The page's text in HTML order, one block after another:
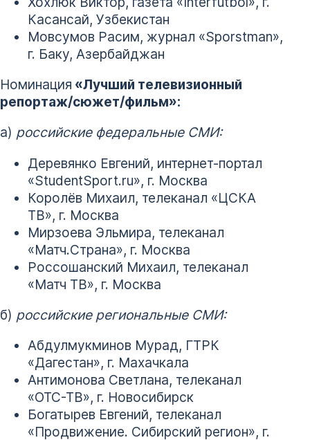
Касансай, Узбекистан
Мовсумов Расим, журнал «Sporstman»,
г. Баку, Азербайджан
Номинация «Лучший телевизионный
репортаж/сюжет/фильм»:
а) российские федеральные СМИ:
Деревянко Евгений, интернет-портал
«StudentSport.ru», г. Москва
Королёв Михаил, телеканал «ЦСКА
ТВ», г. Москва
Мирзоева Эльмира, телеканал
«Матч.Страна», г. Москва
Россошанский Михаил, телеканал
«Матч ТВ», г. Москва
б) российские региональные СМИ:
Абдулмукминов Мурад, ГТРК
«Дагестан», г. Махачкала
Антимонова Светлана, телеканал
«ОТС-ТВ», г. Новосибирск
Богатырев Евгений, телеканал
«Продвижение. Сибирский регион», г.